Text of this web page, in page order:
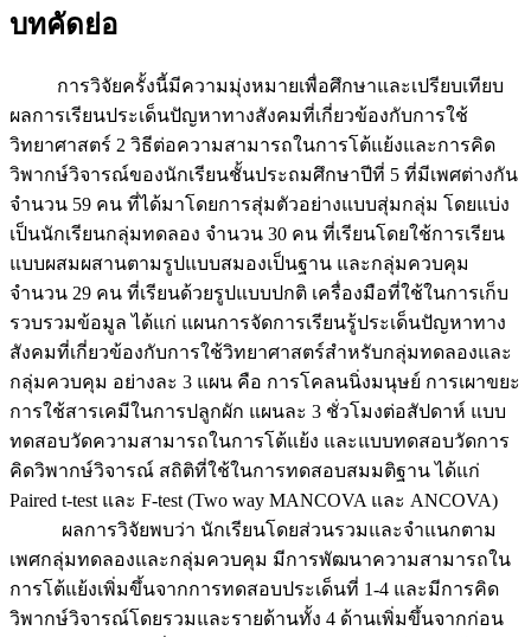
บทคัดย่อ
การวิจัยครั้งนี้มีความมุ่งหมายเพื่อศึกษาและเปรียบเทียบ
ผลการเรียนประเด็นปัญหาทางสังคมที่เกี่ยวข้องกับการใช้
วิทยาศาสตร์ 2 วิธีต่อความสามารถในการโต้แย้งและการคิด
วิพากษ์วิจารณ์ของนักเรียนชั้นประถมศึกษาปีที่ 5 ที่มีเพศต่างกัน
จำนวน 59 คน ที่ได้มาโดยการสุ่มตัวอย่างแบบสุ่มกลุ่ม โดยแบ่ง
เป็นนักเรียนกลุ่มทดลอง จำนวน 30 คน ที่เรียนโดยใช้การเรียน
แบบผสมผสานตามรูปแบบสมองเป็นฐาน และกลุ่มควบคุม
จำนวน 29 คน ที่เรียนด้วยรูปแบบปกติ เครื่องมือที่ใช้ในการเก็บ
รวบรวมข้อมูล ได้แก่ แผนการจัดการเรียนรู้ประเด็นปัญหาทาง
สังคมที่เกี่ยวข้องกับการใช้วิทยาศาสตร์สำหรับกลุ่มทดลองและ
กลุ่มควบคุม อย่างละ 3 แผน คือ การโคลนนิ่งมนุษย์ การเผาขยะ
การใช้สารเคมีในการปลูกผัก แผนละ 3 ชั่วโมงต่อสัปดาห์ แบบ
ทดสอบวัดความสามารถในการโต้แย้ง และแบบทดสอบวัดการ
คิดวิพากษ์วิจารณ์ สถิติที่ใช้ในการทดสอบสมมติฐาน ได้แก่
Paired t-test และ F-test (Two way MANCOVA และ ANCOVA)
ผลการวิจัยพบว่า นักเรียนโดยส่วนรวมและจำแนกตาม
เพศกลุ่มทดลองและกลุ่มควบคุม มีการพัฒนาความสามารถใน
การโต้แย้งเพิ่มขึ้นจากการทดสอบประเด็นที่ 1-4 และมีการคิด
วิพากษ์วิจารณ์โดยรวมและรายด้านทั้ง 4 ด้านเพิ่มขึ้นจากก่อน